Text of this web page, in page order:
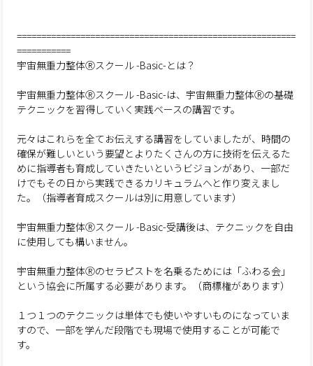
=========================================================
===========
宇宙無重力整体Ⓡスクール -Basic-とは？
宇宙無重力整体Ⓡスクール -Basic-は、宇宙無重力整体Ⓡの基礎
テクニックを習得していく実践ベースの講習です。
元々はこれらを全てお伝えする講習をしていましたが、時間の
確保が難しいという要望とよりたくさんの方に技術を伝えるた
めに指導者も育成していきたいというビジョンがあり、一部だ
けでもその日から実践できるカリキュラムへと作り変えまし
た。（指導者育成スクールは別に用意しています）
宇宙無重力整体Ⓡスクール -Basic-受講後は、テクニックを自由
に使用しても構いません。
宇宙無重力整体Ⓡのセラピストを名乗るためには「ふわる会」
という協会に所属する必要があります。（商標権があります）
１つ１つのテクニックは単体でも使いやすいものになっていま
すので、一部を学んだ段階でも現場で使用することが可能で
す。